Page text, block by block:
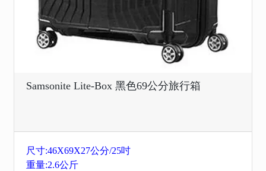
Samsonite Lite-Box 黑色69公分旅行箱
尺寸:46X69X27公分/25吋
重量:2.6公斤